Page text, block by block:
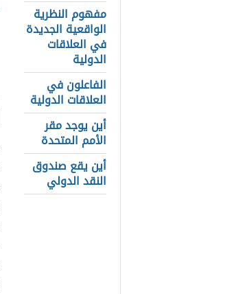
مفهوم النظرية
الواقعية الجديدة
في العلاقات
الدولية
الفاعلون في
العلاقات الدولية
أين يوجد مقر
الأمم المتحدة
أين يقع صندوق
النقد الدولي